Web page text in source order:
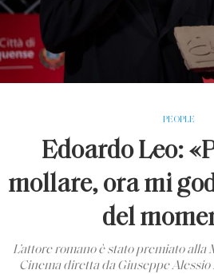
PEOPLE
Edoardo Leo:
mollare, ora mi
del
L’attore romano è stato premiato
Cinema diretta da Giuseppe